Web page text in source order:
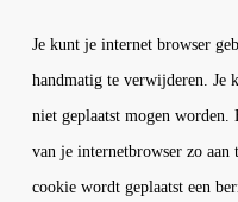
Je kunt je internet browser
handmatig te verwijderen. Je
niet geplaatst mogen worden.
van je internetbrowser zo aan
cookie wordt geplaatst een